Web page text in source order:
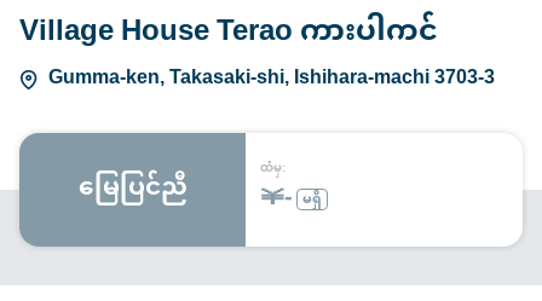
Village House Terao ကားပါကင်
Gumma-ken, Takasaki-shi, Ishihara-machi 3703-3
မြေပြင်ညီ ထံမှ:
￥- မရှိ